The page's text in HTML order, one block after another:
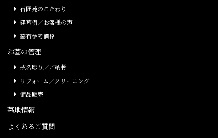
石匠苑のこだわり
建墓例／お客様の声
墓石参考価格
お墓の管理
戒名彫り／ご納骨
リフォーム／クリーニング
備品販売
墓地情報
よくあるご質問